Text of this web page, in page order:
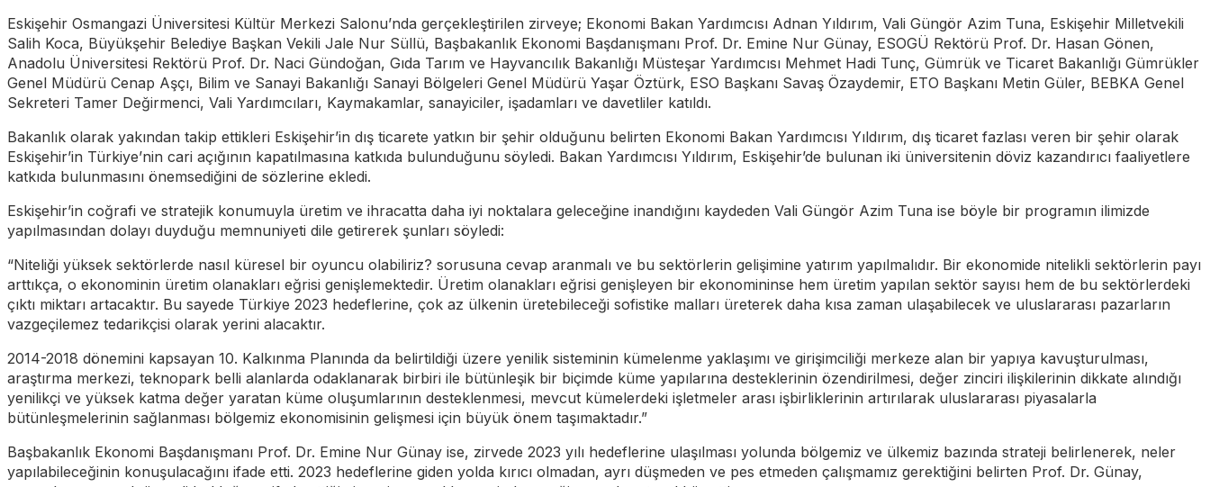
Eskişehir Osmangazi Üniversitesi Kültür Merkezi Salonu’nda gerçekleştirilen zirveye; Ekonomi Bakan Yardımcısı Adnan Yıldırım, Vali Güngör Azim Tuna, Eskişehir Milletvekili
Salih Koca, Büyükşehir Belediye Başkan Vekili Jale Nur Süllü, Başbakanlık Ekonomi Başdanışmanı Prof. Dr. Emine Nur Günay, ESOGÜ Rektörü Prof. Dr. Hasan Gönen,
Anadolu Üniversitesi Rektörü Prof. Dr. Naci Gündoğan, Gıda Tarım ve Hayvancılık Bakanlığı Müsteşar Yardımcısı Mehmet Hadi Tunç, Gümrük ve Ticaret Bakanlığı Gümrükler
Genel Müdürü Cenap Aşçı, Bilim ve Sanayi Bakanlığı Sanayi Bölgeleri Genel Müdürü Yaşar Öztürk, ESO Başkanı Savaş Özaydemir, ETO Başkanı Metin Güler, BEBKA Genel
Sekreteri Tamer Değirmenci, Vali Yardımcıları, Kaymakamlar, sanayiciler, işadamları ve davetliler katıldı.
Bakanlık olarak yakından takip ettikleri Eskişehir’in dış ticarete yatkın bir şehir olduğunu belirten Ekonomi Bakan Yardımcısı Yıldırım, dış ticaret fazlası veren bir şehir olarak
Eskişehir’in Türkiye’nin cari açığının kapatılmasına katkıda bulunduğunu söyledi. Bakan Yardımcısı Yıldırım, Eskişehir’de bulunan iki üniversitenin döviz kazandırıcı faaliyetlere
katkıda bulunmasını önemsediğini de sözlerine ekledi.
Eskişehir’in coğrafi ve stratejik konumuyla üretim ve ihracatta daha iyi noktalara geleceğine inandığını kaydeden Vali Güngör Azim Tuna ise böyle bir programın ilimizde
yapılmasından dolayı duyduğu memnuniyeti dile getirerek şunları söyledi:
“Niteliği yüksek sektörlerde nasıl küresel bir oyuncu olabiliriz? sorusuna cevap aranmalı ve bu sektörlerin gelişimine yatırım yapılmalıdır. Bir ekonomide nitelikli sektörlerin payı
arttıkça, o ekonominin üretim olanakları eğrisi genişlemektedir. Üretim olanakları eğrisi genişleyen bir ekonomininse hem üretim yapılan sektör sayısı hem de bu sektörlerdeki
çıktı miktarı artacaktır. Bu sayede Türkiye 2023 hedeflerine, çok az ülkenin üretebileceği sofistike malları üreterek daha kısa zaman ulaşabilecek ve uluslararası pazarların
vazgeçilemez tedarikçisi olarak yerini alacaktır.
2014-2018 dönemini kapsayan 10. Kalkınma Planında da belirtildiği üzere yenilik sisteminin kümelenme yaklaşımı ve girişimciliği merkeze alan bir yapıya kavuşturulması,
araştırma merkezi, teknopark belli alanlarda odaklanarak birbiri ile bütünleşik bir biçimde küme yapılarına desteklerinin özendirilmesi, değer zinciri ilişkilerinin dikkate alındığı
yenilikçi ve yüksek katma değer yaratan küme oluşumlarının desteklenmesi, mevcut kümelerdeki işletmeler arası işbirliklerinin artırılarak uluslararası piyasalarla
bütünleşmelerinin sağlanması bölgemiz ekonomisinin gelişmesi için büyük önem taşımaktadır.”
Başbakanlık Ekonomi Başdanışmanı Prof. Dr. Emine Nur Günay ise, zirvede 2023 yılı hedeflerine ulaşılması yolunda bölgemiz ve ülkemiz bazında strateji belirlenerek, neler
yapılabileceğinin konuşulacağını ifade etti. 2023 hedeflerine giden yolda kırıcı olmadan, ayrı düşmeden ve pes etmeden çalışmamız gerektiğini belirten Prof. Dr. Günay,